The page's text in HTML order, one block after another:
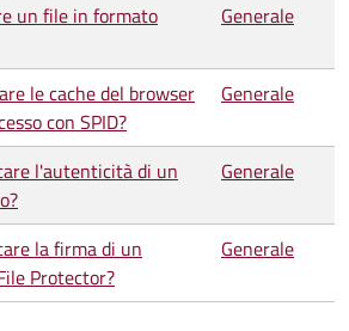
un file in formato
Generale
le cache del browser
con SPID?
Generale
l'autenticità di un
Generale
la firma di un
Protector?
Generale